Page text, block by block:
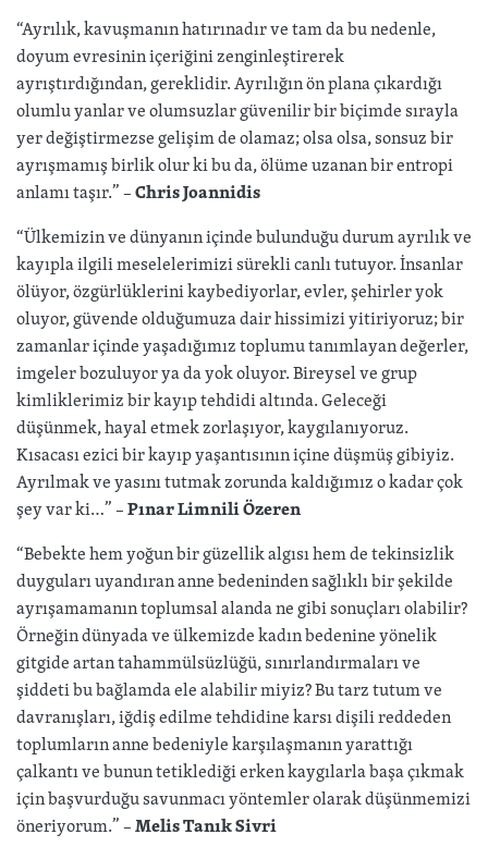
“Ayrılık, kavuşmanın hatırınadır ve tam da bu nedenle,
doyum evresinin içeriğini zenginleştirerek
ayrıştırdığından, gereklidir. Ayrılığın ön plana çıkardığı
olumlu yanlar ve olumsuzlar güvenilir bir biçimde sırayla
yer değiştirmezse gelişim de olamaz; olsa olsa, sonsuz bir
ayrışmamış birlik olur ki bu da, ölüme uzanan bir entropi
anlamı taşır.” –Chris Joannidis
“Ülkemizin ve dünyanın içinde bulunduğu durum ayrılık ve
kayıpla ilgili meselelerimizi sürekli canlı tutuyor. İnsanlar
ölüyor, özgürlüklerini kaybediyorlar, evler, şehirler yok
oluyor, güvende olduğumuza dair hissimizi yitiriyoruz; bir
zamanlar içinde yaşadığımız toplumu tanımlayan değerler,
imgeler bozuluyor ya da yok oluyor. Bireysel ve grup
kimliklerimiz bir kayıp tehdidi altında. Geleceği
düşünmek, hayal etmek zorlaşıyor, kaygılanıyoruz.
Kısacası ezici bir kayıp yaşantısının içine düşmüş gibiyiz.
Ayrılmak ve yasını tutmak zorunda kaldığımız o kadar çok
şey var ki…” –Pınar Limnili Özeren
“Bebekte hem yoğun bir güzellik algısı hem de tekinsizlik
duyguları uyandıran anne bedeninden sağlıklı bir şekilde
ayrışamamanın toplumsal alanda ne gibi sonuçları olabilir?
Örneğin dünyada ve ülkemizde kadın bedenine yönelik
gitgide artan tahammülsüzlüğü, sınırlandırmaları ve
şiddeti bu bağlamda ele alabilir miyiz? Bu tarz tutum ve
davranışları, iğdiş edilme tehdidine karsı dişili reddeden
toplumların anne bedeniyle karşılaşmanın yarattığı
çalkantı ve bunun tetiklediği erken kaygılarla başa çıkmak
için başvurduğu savunmacı yöntemler olarak düşünmemizi
öneriyorum.” –Melis Tanık Sivri